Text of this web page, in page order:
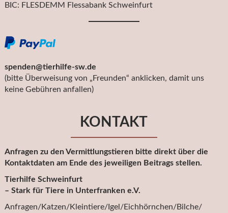
BIC: FLESDEMM Flessabank Schweinfurt
spenden@tierhilfe-sw.de
(bitte Überweisung von „Freunden“ anklicken, damit uns
keine Gebühren anfallen)
KONTAKT
Anfragen zu den Vermittlungstieren bitte direkt über die
Kontaktdaten am Ende des jeweiligen Beitrags stellen.
Tierhilfe Schweinfurt
– Stark für Tiere in Unterfranken e.V.
Anfragen/Katzen/Kleintiere/Igel/Eichhörnchen/Bilche/